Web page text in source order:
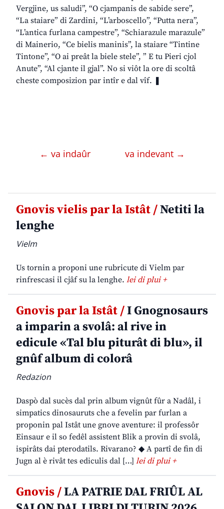
Vergjine, us saludi”, “O cjampanis de sabide sere”,
“La staiare” di Zardini, “L’arboscello”, “Putta nera”,
“L’antica furlana campestre”, “Schiarazule marazule”
di Mainerio, “Ce bielis maninis”, la staiare “Tintine
Tintone”, “O ai preât la biele stele”, ” E tu Pieri cjol
Anute”, “Al cjante il gjal”. No si viôt la ore di scoltâ
cheste composizion par intîr e dal vîf. ❚
← va indaûr va indevant →
Gnovis vielis par la Istât /Netiti la
lenghe
Vielm
Us tornin a proponi une rubricute di Vielm par
rinfrescasi il cjâf su la lenghe. lei di plui +
Gnovis par la Istât /I Gnognosaurs
a imparin a svolâ: al rive in
edicule «Tal blu piturât di blu», il
gnûf album di colorâ
Redazion
Daspò dal sucès dal prin album vignût fûr a Nadâl, i
simpatics dinosauruts che a fevelin par furlan a
proponin pal Istât une gnove aventure: il professôr
Einsaur e il so fedêl assistent Blik a provin di svolâ,
ispirâts dai pterodatils. Rivarano? ◆ A partî de fin di
Jugn al è rivât tes ediculis dal […] lei di plui +
Gnovis /LA PATRIE DAL FRIÛL AL